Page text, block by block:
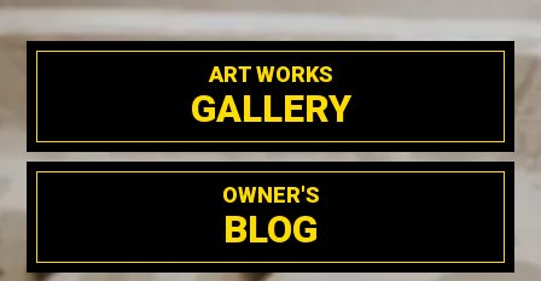
ART WORKS
GALLERY
OWNER'S
BLOG